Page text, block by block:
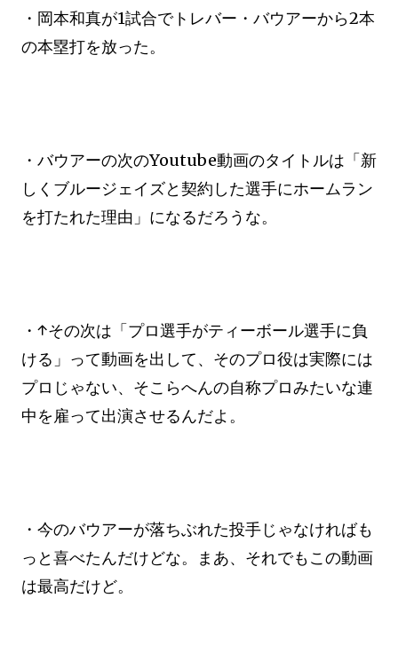
・岡本和真が1試合でトレバー・バウアーから2本
の本塁打を放った。
・バウアーの次のYoutube動画のタイトルは「新
しくブルージェイズと契約した選手にホームラン
を打たれた理由」になるだろうな。
・↑その次は「プロ選手がティーボール選手に負
ける」って動画を出して、そのプロ役は実際には
プロじゃない、そこらへんの自称プロみたいな連
中を雇って出演させるんだよ。
・今のバウアーが落ちぶれた投手じゃなければも
っと喜べたんだけどな。まあ、それでもこの動画
は最高だけど。